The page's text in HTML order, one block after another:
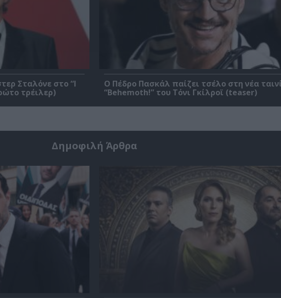
Σταλόνε στο “I
τρέιλερ)
Ο Πέδρο Πασκάλ παίζει τσέλο στη νέα
“Behemoth!” του Τόνι Γκίλροϊ (teaser)
Δημοφιλή Άρθρα